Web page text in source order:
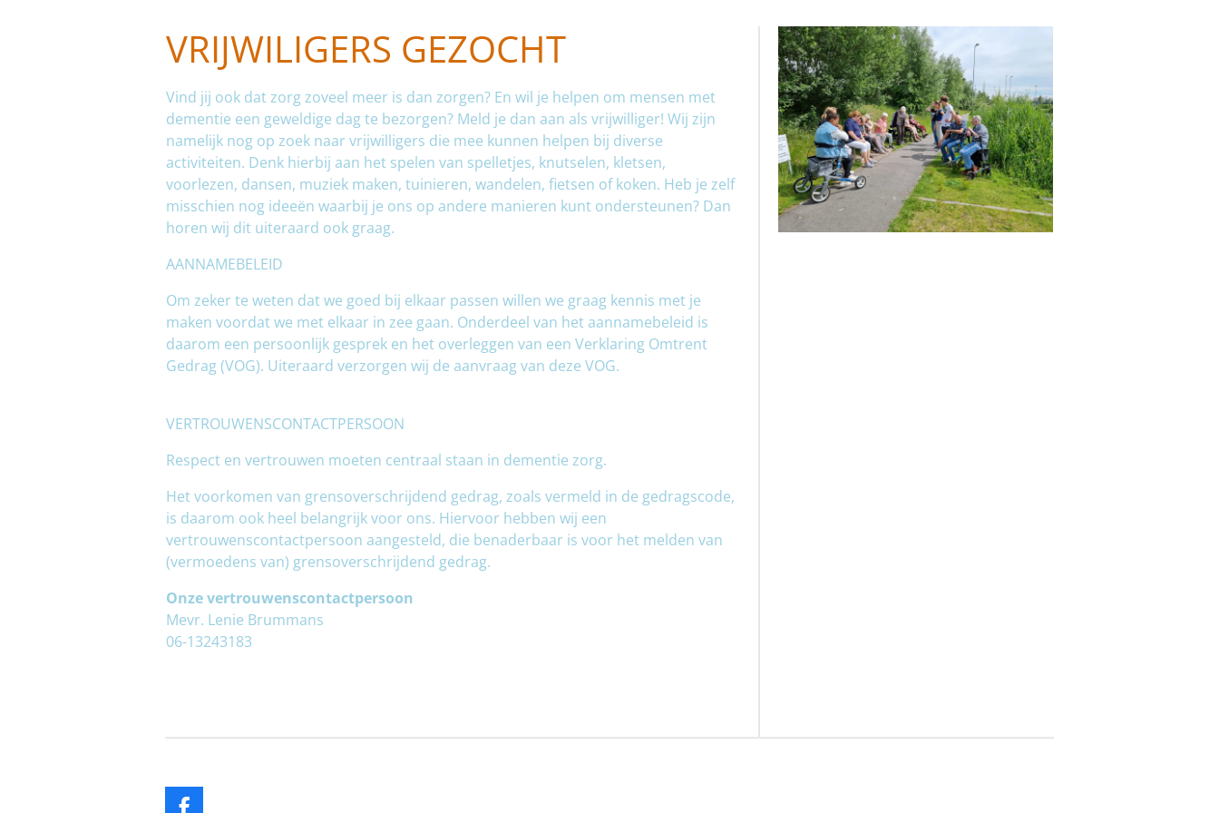
VRIJWILIGERS GEZOCHT
Vind jij ook dat zorg zoveel meer is dan zorgen? En wil je helpen om mensen met
dementie een geweldige dag te bezorgen? Meld je dan aan als vrijwilliger! Wij zijn
namelijk nog op zoek naar vrijwilligers die mee kunnen helpen bij diverse
activiteiten. Denk hierbij aan het spelen van spelletjes, knutselen, kletsen,
voorlezen, dansen, muziek maken, tuinieren, wandelen, fietsen of koken. Heb je zelf
misschien nog ideeën waarbij je ons op andere manieren kunt ondersteunen? Dan
horen wij dit uiteraard ook graag.
AANNAMEBELEID
Om zeker te weten dat we goed bij elkaar passen willen we graag kennis met je
maken voordat we met elkaar in zee gaan. Onderdeel van het aannamebeleid is
daarom een persoonlijk gesprek en het overleggen van een Verklaring Omtrent
Gedrag (VOG). Uiteraard verzorgen wij de aanvraag van deze VOG.
VERTROUWENSCONTACTPERSOON
Respect en vertrouwen moeten centraal staan in dementie zorg.
Het voorkomen van grensoverschrijdend gedrag, zoals vermeld in de gedragscode,
is daarom ook heel belangrijk voor ons. Hiervoor hebben wij een
vertrouwenscontactpersoon aangesteld, die benaderbaar is voor het melden van
(vermoedens van) grensoverschrijdend gedrag.
Onze vertrouwenscontactpersoon
Mevr. Lenie Brummans
06-13243183